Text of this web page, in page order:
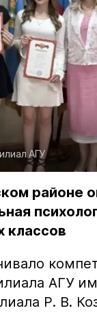
АГУ
районе
классов
АГУ
Р. В.